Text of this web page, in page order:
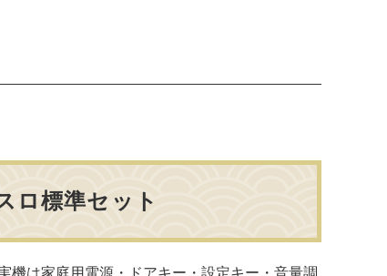
ロ標準セット
機は家庭用電源・ドアキー・設定キー・音量調